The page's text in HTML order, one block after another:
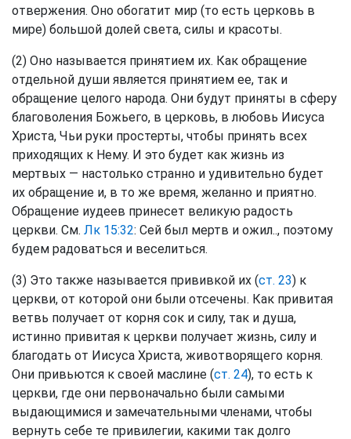
отвержения. Оно обогатит мир (то есть церковь в
мире) большой долей света, силы и красоты.
(2) Оно называется принятием их. Как обращение
отдельной души является принятием ее, так и
обращение целого народа. Они будут приняты в сферу
благоволения Божьего, в церковь, в любовь Иисуса
Христа, Чьи руки простерты, чтобы принять всех
приходящих к Нему. И это будет как жизнь из
мертвых — настолько странно и удивительно будет
их обращение и, в то же время, желанно и приятно.
Обращение иудеев принесет великую радость
церкви. См. Лк 15:32: Сей был мертв и ожил.., поэтому
будем радоваться и веселиться.
(3) Это также называется прививкой их (ст. 23) к
церкви, от которой они были отсечены. Как привитая
ветвь получает от корня сок и силу, так и душа,
истинно привитая к церкви получает жизнь, силу и
благодать от Иисуса Христа, животворящего корня.
Они привьются к своей маслине (ст. 24), то есть к
церкви, где они первоначально были самыми
выдающимися и замечательными членами, чтобы
вернуть себе те привилегии, какими так долго